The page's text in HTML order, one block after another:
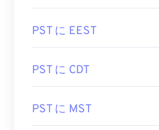
PST に EEST
PST に CDT
PST に MST